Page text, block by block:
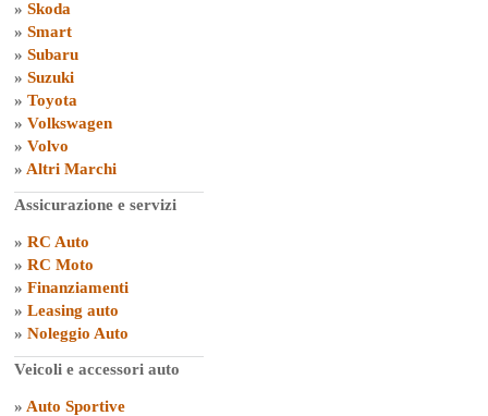
» Skoda
» Smart
» Subaru
» Suzuki
» Toyota
» Volkswagen
» Volvo
» Altri Marchi
Assicurazione e servizi
» RC Auto
» RC Moto
» Finanziamenti
» Leasing auto
» Noleggio Auto
Veicoli e accessori auto
» Auto Sportive